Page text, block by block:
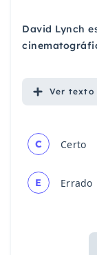
David Lynch
Ver texto
C Certo
E Errado